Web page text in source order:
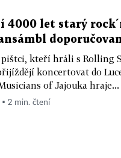
4000 let starý
kteří hráli s Rolling
koncertovat do
of Jajouka hraje...
▪ 2 min. čtení